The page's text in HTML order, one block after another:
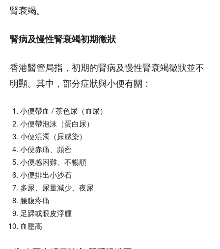
腎衰竭。
腎病及慢性腎衰竭初期徵狀
香港醫管局指，初期的腎病及慢性腎衰竭徵狀並不
明顯。其中，部分症狀與小便有關：
小便帶血 / 茶色尿（血尿）
小便帶泡沫（蛋白尿）
小便混濁（尿感染）
小便赤痛、頻密
小便感困難、不暢順
小便排出小沙石
多尿、尿量減少、夜尿
腰腹疼痛
足踝或眼皮浮腫
血壓高